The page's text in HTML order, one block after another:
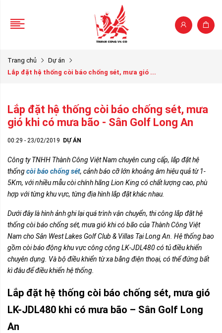
Trang chủ
Dự án
Lắp đặt hệ thống còi báo chống sét, mưa gió ...
Lắp đặt hệ thống còi báo chống sét, mưa
gió khi có mưa bão - Sân Golf Long An
00:29 - 23/02/2019 DỰ ÁN
Công ty TNHH Thành Công Việt Nam chuyên cung cấp, lắp đặt hệ
thốngcòi báo chống sét, cảnh báo cỡ lớn khoảng âm hiệu quả từ 1-
5Km, với nhiều mẫu còi chính hãng Lion King có chất lượng cao, phù
hợp với từng khu vực, từng địa hình lắp đặt khác nhau.
Dưới đây là hình ảnh ghi lại quá trình vận chuyển, thi công lắp đặt hệ
thống còi báo chống sét, mưa gió khi có bão của Thành Công Việt
Nam cho Sân West Lakes Golf Club & Villas Tại Long An. Hệ thống bao
gồm còi báo động khu vực công cộng LK-JDL480 có tủ điều khiển
chuyên dụng. Và bộ điều khiển từ xa bằng điện thoại, có thể đứng bất
kì đâu để điều khiển hệ thống.
Lắp đặt hệ thống còi báo chống sét, mưa gió
LK-JDL480 khi có mưa bão – Sân Golf Long
An